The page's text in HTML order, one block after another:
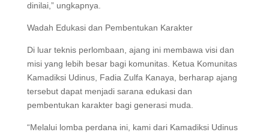
dinilai,” ungkapnya.
Wadah Edukasi dan Pembentukan Karakter
Di luar teknis perlombaan, ajang ini membawa visi dan
misi yang lebih besar bagi komunitas. Ketua Komunitas
Kamadiksi Udinus, Fadia Zulfa Kanaya, berharap ajang
tersebut dapat menjadi sarana edukasi dan
pembentukan karakter bagi generasi muda.
“Melalui lomba perdana ini, kami dari Kamadiksi Udinus